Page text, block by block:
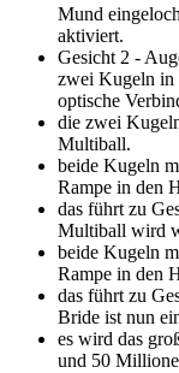
Mund
aktiviert.
Gesicht 2 -
zwei Kugeln in
optische
die zwei
Multiball.
beide Kugeln
Rampe in den
das führt zu
Multiball wird
beide Kugeln
Rampe in den
das führt zu
Bride ist nun
es wird das
und 50